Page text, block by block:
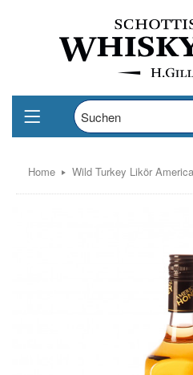
Home Wild Turkey Likör